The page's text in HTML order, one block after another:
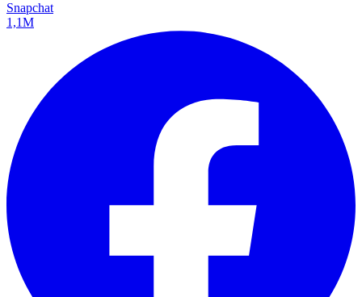
Snapchat
1,1M